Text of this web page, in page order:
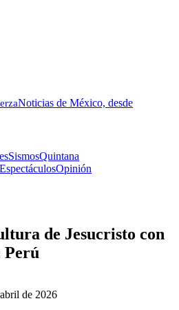
Noticias de México, desde
SismosQuintana
EspectáculosOpinión
de Jesucristo con
Perú
de 2026